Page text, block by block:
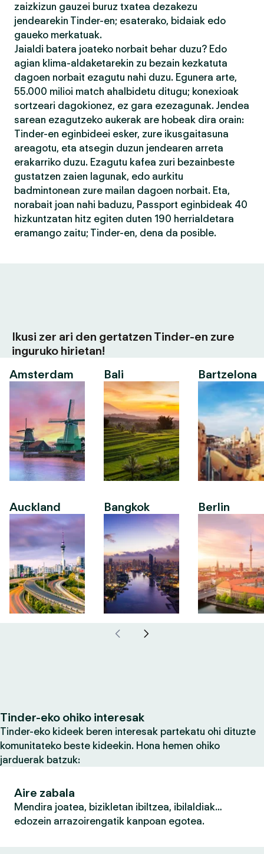
zaizkizun gauzei buruz txatea dezakezu
jendearekin Tinder-en; esaterako, bidaiak edo
gaueko merkatuak.
Jaialdi batera joateko norbait behar duzu? Edo
agian klima-aldaketarekin zu bezain kezkatuta
dagoen norbait ezagutu nahi duzu. Egunera arte,
55.000 milioi match ahalbidetu ditugu; konexioak
sortzeari dagokionez, ez gara ezezagunak. Jendea
sarean ezagutzeko aukerak are hobeak dira orain:
Tinder-en eginbideei esker, zure ikusgaitasuna
areagotu, eta atsegin duzun jendearen arreta
erakarriko duzu. Ezagutu kafea zuri bezainbeste
gustatzen zaien lagunak, edo aurkitu
badmintonean zure mailan dagoen norbait. Eta,
norabait joan nahi baduzu, Passport eginbideak 40
hizkuntzatan hitz egiten duten 190 herrialdetara
eramango zaitu; Tinder-en, dena da posible.
Ikusi zer ari den gertatzen Tinder-en zure
inguruko hirietan!
Amsterdam
Auckland
Bali
Bangkok
Bartzelona
Berlin
Tinder-eko ohiko interesak
Tinder-eko kideek beren interesak partekatu ohi dituzte
komunitateko beste kideekin. Hona hemen ohiko
jarduerak batzuk:
Aire zabala
Mendira joatea, bizikletan ibiltzea, ibilaldiak…
edozein arrazoirengatik kanpoan egotea.